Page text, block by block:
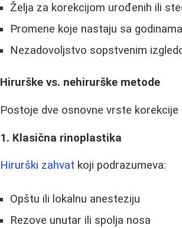
Želja za korekcijom urođenih ili
Promene koje nastaju sa godinama
Nezadovoljstvo sopstvenim
Hirurške vs. nehirurške metode
Postoje dve osnovne vrste korekcije
1. Klasična rinoplastika
Hirurški zahvat koji podrazumeva:
Opštu ili lokalnu anesteziju
Rezove unutar ili spolja nosa